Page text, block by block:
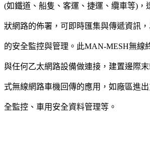
(如鐵道、船隻、客運、捷運、纜車等)，
狀網路的佈署，可即時匯集與傳遞資訊
的安全監控與管理。此MAN-MESH無線
與任何乙太網路設備做連接，建置邊際
式無線網路車機回傳的應用，如廠區進
全監控、車用安全資料管理等。